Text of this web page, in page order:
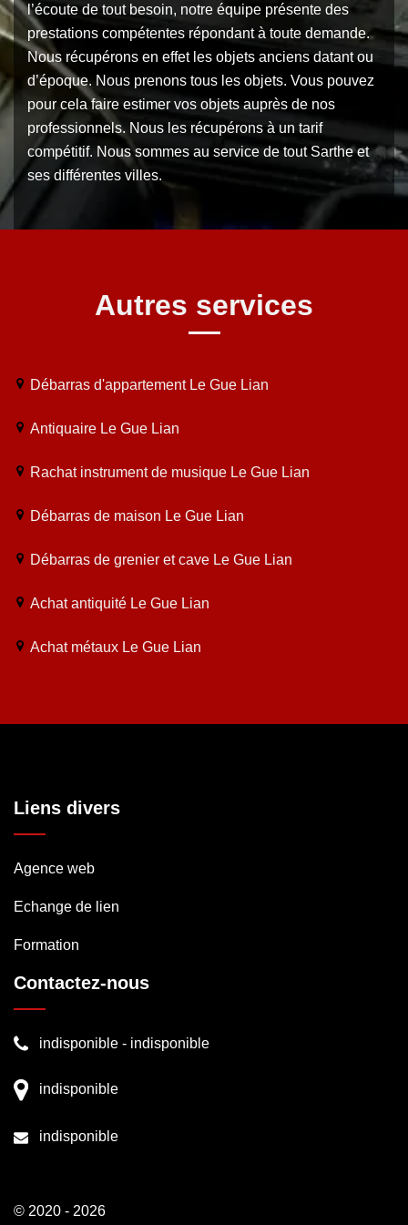
l’écoute de tout besoin, notre équipe présente des
prestations compétentes répondant à toute demande.
Nous récupérons en effet les objets anciens datant ou
d’époque. Nous prenons tous les objets. Vous pouvez
pour cela faire estimer vos objets auprès de nos
professionnels. Nous les récupérons à un tarif
compétitif. Nous sommes au service de tout Sarthe et
ses différentes villes.
Autres services
Débarras d'appartement Le Gue Lian
Antiquaire Le Gue Lian
Rachat instrument de musique Le Gue Lian
Débarras de maison Le Gue Lian
Débarras de grenier et cave Le Gue Lian
Achat antiquité Le Gue Lian
Achat métaux Le Gue Lian
Liens divers
Agence web
Echange de lien
Formation
Contactez-nous
indisponible - indisponible
indisponible
indisponible
© 2020 - 2026